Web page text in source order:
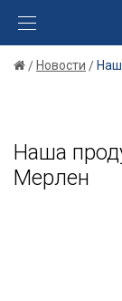
Новости
Наша
Мерлен